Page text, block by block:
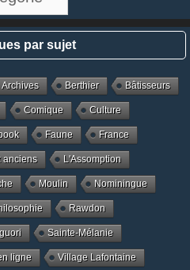
par sujet
Archives Berthier Bâtisseurs
Comique Culture
Faune France
anciens L'Assomption
Moulin Nominingue
Rawdon
Sainte-Mélanie
ligne Village Lafontaine